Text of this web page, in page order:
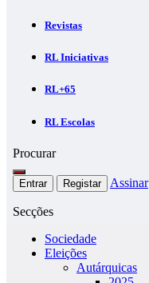
Revistas
RL Iniciativas
RL+65
RL Escolas
Procurar
Entrar Registar Assinar
Secções
Sociedade
Eleições
Autárquicas